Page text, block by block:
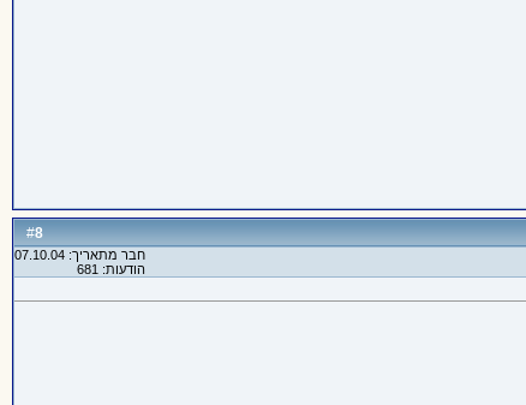
#
8
חבר מתאריך: 07.10.04
הודעות: 681